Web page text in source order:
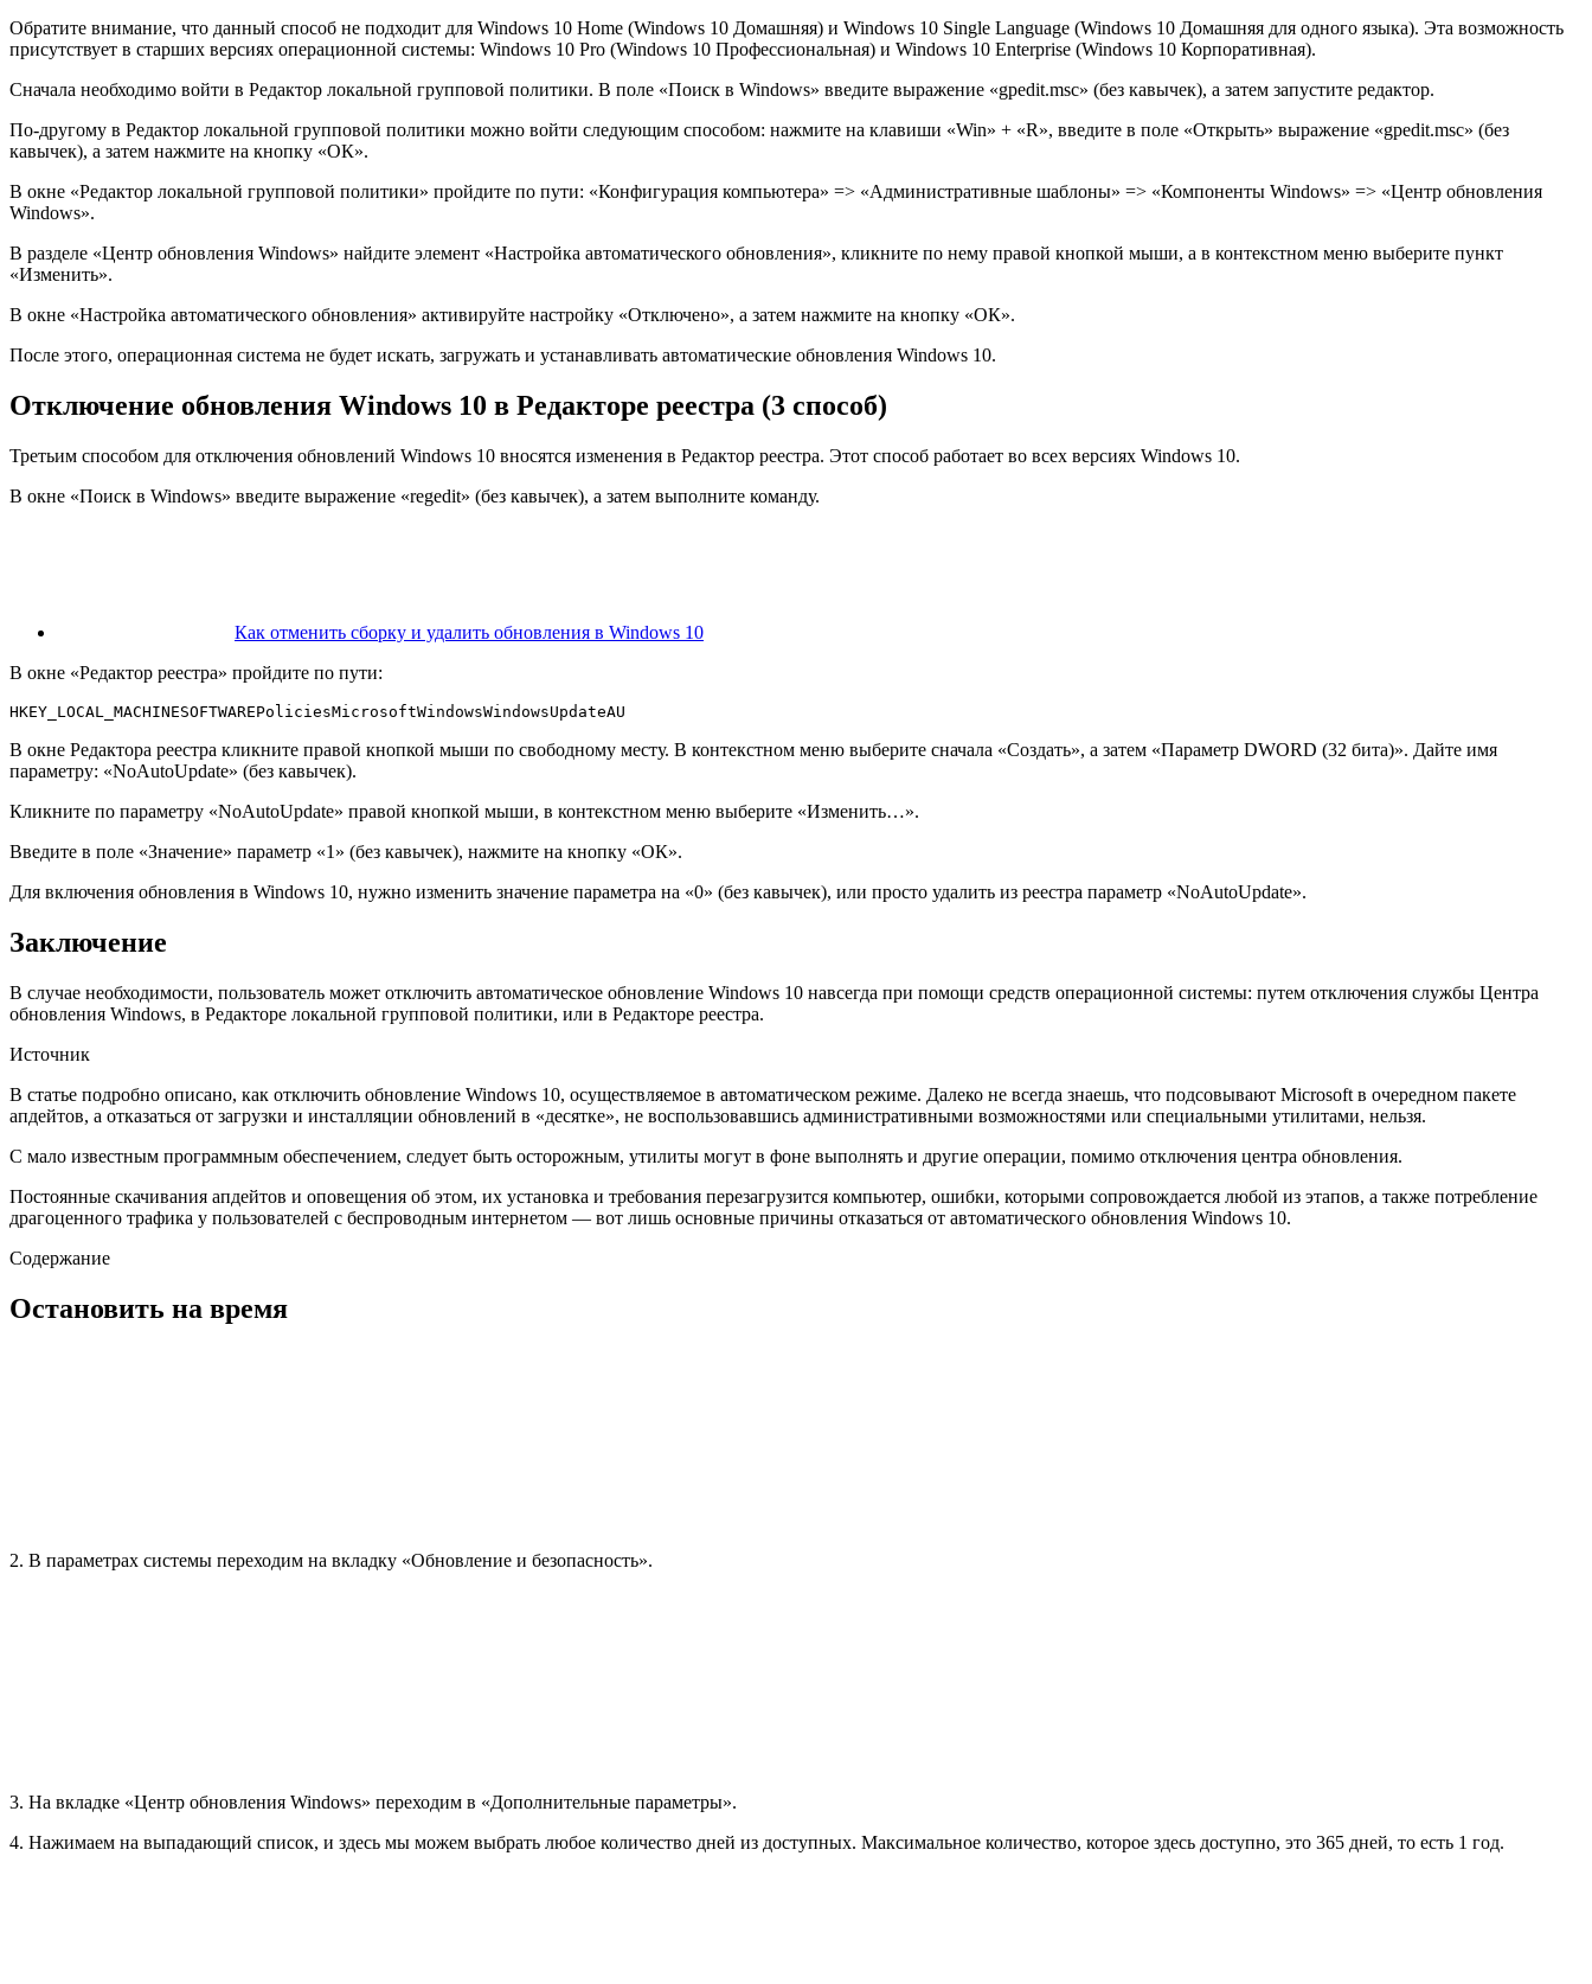
Обратите внимание, что данный способ не подходит для Windows 10 Home (Windows 10 Домашняя) и Windows 10 Single Language (Windows 10 Домашняя для одного языка). Эта возможность
присутствует в старших версиях операционной системы: Windows 10 Pro (Windows 10 Профессиональная) и Windows 10 Enterprise (Windows 10 Корпоративная).
Сначала необходимо войти в Редактор локальной групповой политики. В поле «Поиск в Windows» введите выражение «gpedit.msc» (без кавычек), а затем запустите редактор.
По-другому в Редактор локальной групповой политики можно войти следующим способом: нажмите на клавиши «Win» + «R», введите в поле «Открыть» выражение «gpedit.msc» (без
кавычек), а затем нажмите на кнопку «ОК».
В окне «Редактор локальной групповой политики» пройдите по пути: «Конфигурация компьютера» => «Административные шаблоны» => «Компоненты Windows» => «Центр обновления
Windows».
В разделе «Центр обновления Windows» найдите элемент «Настройка автоматического обновления», кликните по нему правой кнопкой мыши, а в контекстном меню выберите пункт
«Изменить».
В окне «Настройка автоматического обновления» активируйте настройку «Отключено», а затем нажмите на кнопку «ОК».
После этого, операционная система не будет искать, загружать и устанавливать автоматические обновления Windows 10.
Отключение обновления Windows 10 в Редакторе реестра (3 способ)
Третьим способом для отключения обновлений Windows 10 вносятся изменения в Редактор реестра. Этот способ работает во всех версиях Windows 10.
В окне «Поиск в Windows» введите выражение «regedit» (без кавычек), а затем выполните команду.
Как отменить сборку и удалить обновления в Windows 10
В окне «Редактор реестра» пройдите по пути:
HKEY_LOCAL_MACHINESOFTWAREPoliciesMicrosoftWindowsWindowsUpdateAU
В окне Редактора реестра кликните правой кнопкой мыши по свободному месту. В контекстном меню выберите сначала «Создать», а затем «Параметр DWORD (32 бита)». Дайте имя
параметру: «NoAutoUpdate» (без кавычек).
Кликните по параметру «NoAutoUpdate» правой кнопкой мыши, в контекстном меню выберите «Изменить…».
Введите в поле «Значение» параметр «1» (без кавычек), нажмите на кнопку «ОК».
Для включения обновления в Windows 10, нужно изменить значение параметра на «0» (без кавычек), или просто удалить из реестра параметр «NoAutoUpdate».
Заключение
В случае необходимости, пользователь может отключить автоматическое обновление Windows 10 навсегда при помощи средств операционной системы: путем отключения службы Центра
обновления Windows, в Редакторе локальной групповой политики, или в Редакторе реестра.
Источник
В статье подробно описано, как отключить обновление Windows 10, осуществляемое в автоматическом режиме. Далеко не всегда знаешь, что подсовывают Microsoft в очередном пакете
апдейтов, а отказаться от загрузки и инсталляции обновлений в «десятке», не воспользовавшись административными возможностями или специальными утилитами, нельзя.
С мало известным программным обеспечением, следует быть осторожным, утилиты могут в фоне выполнять и другие операции, помимо отключения центра обновления.
Постоянные скачивания апдейтов и оповещения об этом, их установка и требования перезагрузится компьютер, ошибки, которыми сопровождается любой из этапов, а также потребление
драгоценного трафика у пользователей с беспроводным интернетом — вот лишь основные причины отказаться от автоматического обновления Windows 10.
Содержание
Остановить на время
2. В параметрах системы переходим на вкладку «Обновление и безопасность».
3. На вкладке «Центр обновления Windows» переходим в «Дополнительные параметры».
4. Нажимаем на выпадающий список, и здесь мы можем выбрать любое количество дней из доступных. Максимальное количество, которое здесь доступно, это 365 дней, то есть 1 год.